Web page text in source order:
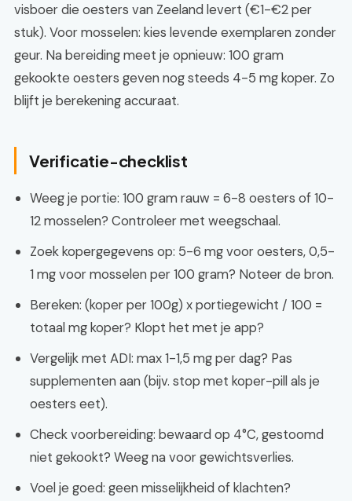
visboer die oesters van Zeeland levert (€1-€2 per
stuk). Voor mosselen: kies levende exemplaren zonder
geur. Na bereiding meet je opnieuw: 100 gram
gekookte oesters geven nog steeds 4-5 mg koper. Zo
blijft je berekening accuraat.
Verificatie-checklist
Weeg je portie: 100 gram rauw = 6-8 oesters of 10-
12 mosselen? Controleer met weegschaal.
Zoek kopergegevens op: 5-6 mg voor oesters, 0,5-
1 mg voor mosselen per 100 gram? Noteer de bron.
Bereken: (koper per 100g) x portiegewicht / 100 =
totaal mg koper? Klopt het met je app?
Vergelijk met ADI: max 1-1,5 mg per dag? Pas
supplementen aan (bijv. stop met koper-pill als je
oesters eet).
Check voorbereiding: bewaard op 4°C, gestoomd
niet gekookt? Weeg na voor gewichtsverlies.
Voel je goed: geen misselijkheid of klachten?